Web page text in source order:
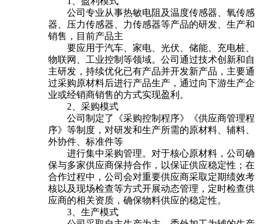
公司专业从事热敏电阻及温度传感器、氧传感
器、压力传感器、力传感器等产品的研发、生产和
销售，目前产品主
要应用于汽车、家电、光伏、储能、充电桩、
物联网、工业控制等领域。公司通过技术创新和自
主研发，持续优化已有产品并开发新产品，主要通
过采购原材料后进行产品生产，通过向下游生产企
业或经销商销售的方式实现盈利。
2、采购模式
公司制定了《采购控制程序》《供应商管理程
序》等制度，对研发和生产所需的原材料、辅料、
外协件、标准件等
进行集中采购管理。对于核心原材料，公司确
保与多家供应商保持合作，以保证供应稳定性；在
合作过程中，公司会对重要供应商采取定期绩效考
核以及现场检查等方式开展动态管理，定时检查供
应商的相关资质，确保物料供应的稳定性。
3、生产模式